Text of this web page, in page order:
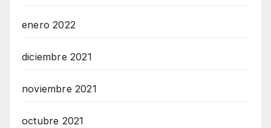
enero 2022
diciembre 2021
noviembre 2021
octubre 2021